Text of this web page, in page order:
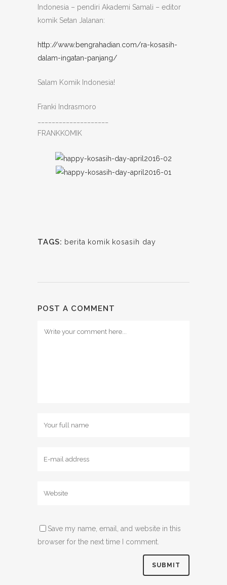
Indonesia – pendiri Akademi Samali – editor
komik Setan Jalanan:
http://www.bengrahadian.com/ra-kosasih-
dalam-ingatan-panjang/
Salam Komik Indonesia!
Franki Indrasmoro
FRANKKOMIK
TAGS: berita komik kosasih day
POST A COMMENT
Save my name, email, and website in this
browser for the next time I comment.